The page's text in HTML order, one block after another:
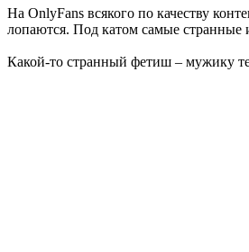
На OnlyFans всякого по качеству
лопаются. Под катом самые странные
Какой-то странный фетиш – мужику